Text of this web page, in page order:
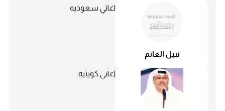
نبيل الغانم
اغاني سعوديه
اغاني كويتيه